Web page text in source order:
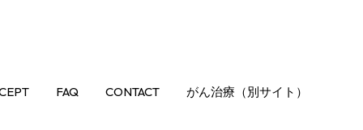
FAQ CONTACT がん治療（別サイト）